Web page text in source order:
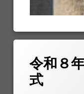
令和８
式